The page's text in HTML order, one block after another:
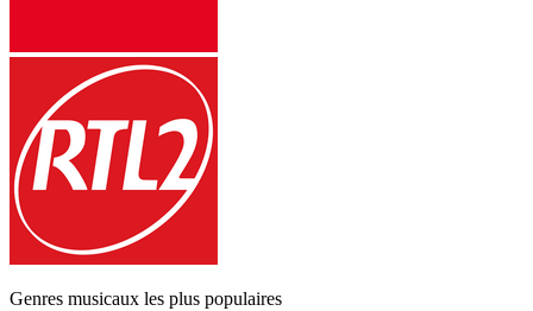
Genres musicaux les plus populaires